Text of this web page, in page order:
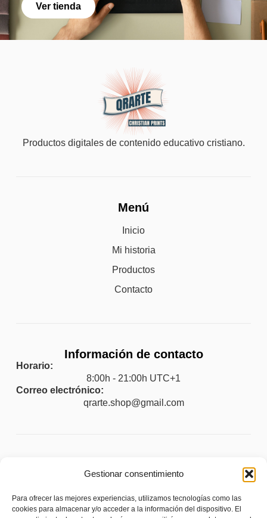
Gestionar consentimiento
Para ofrecer las mejores experiencias, utilizamos tecnologías como las
cookies para almacenar y/o acceder a la información del dispositivo. El
Ver tienda
Productos digitales de contenido educativo cristiano.
Menú
Inicio
Mi historia
Productos
Contacto
Información de contacto
Horario:
8:00h - 21:00h UTC+1
Correo electrónico:
qrarte.shop@gmail.com
Política de privacidad